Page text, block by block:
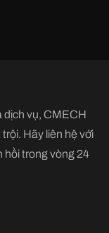
dịch vụ, CMECH
Hãy liên hệ với
hồi trong vòng 24